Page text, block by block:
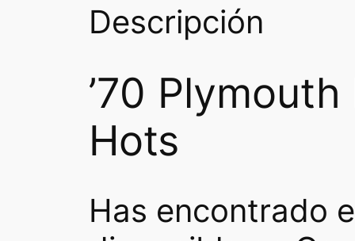
Descripción
’70
Hots
Has encontrado